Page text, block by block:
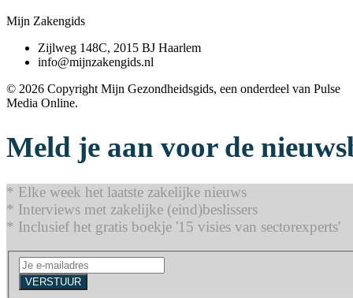
Mijn Zakengids
Zijlweg 148C, 2015 BJ Haarlem
info@mijnzakengids.nl
© 2026 Copyright Mijn Gezondheidsgids, een onderdeel van Pulse
Media Online.
Meld je aan voor de
* Elke week het laatste zakelijke nieuws
* Interviews met zakelijke (eind)beslissers
* Inclusief het gratis boekje '15 visies van sectorexperts'
VERSTUUR